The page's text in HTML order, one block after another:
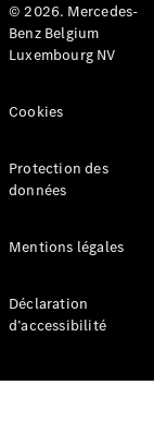
Offres
Réserver un
Leasing &
financement
Assurances
Recommandez
votre véhicule
Offres
© 2026. Mercedes-
Benz Belgium
Luxembourg NV
Cookies
Protection des
données
Mentions légales
Déclaration
d’accessibilité